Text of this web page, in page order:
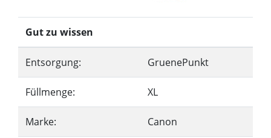
Gut zu wissen
Entsorgung: GruenePunkt
Füllmenge: XL
Marke: Canon